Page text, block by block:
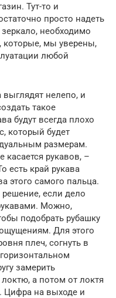
Тут-то и
просто надеть
необходимо
которые, мы уверены,
любой
нелепо, и
такое
будут всегда плохо
который будет
размерам.
касается рукавов, –
есть край рукава
этого самого пальца.
если дело
Можно,
подобрать рубашку
Для этого
плеч, согнуть в
замерить
а потом от локтя
Цифра на выходе и